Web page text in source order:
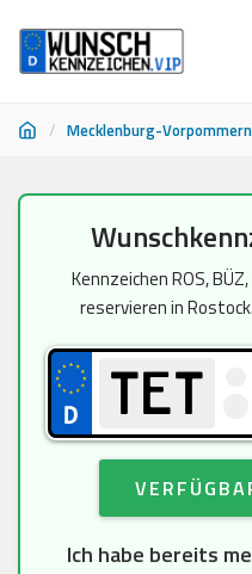
/ Mecklenburg-Vorpommern
springenKennzeichen ROS,
reservieren in
Ich habe bereits